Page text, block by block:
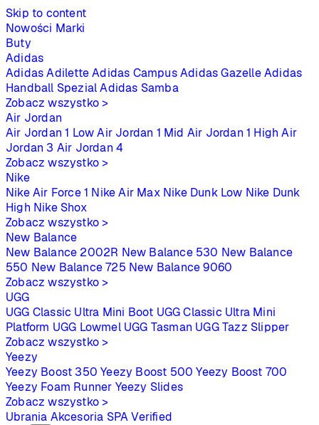
Skip to content
Nowości Marki
Buty
Adidas
Adidas Adilette Adidas Campus Adidas Gazelle Adidas
Handball Spezial Adidas Samba
Zobacz wszystko >
Air Jordan
Air Jordan 1 Low Air Jordan 1 Mid Air Jordan 1 High Air
Jordan 3 Air Jordan 4
Zobacz wszystko >
Nike
Nike Air Force 1 Nike Air Max Nike Dunk Low Nike Dunk
High Nike Shox
Zobacz wszystko >
New Balance
New Balance 2002R New Balance 530 New Balance
550 New Balance 725 New Balance 9060
Zobacz wszystko >
UGG
UGG Classic Ultra Mini Boot UGG Classic Ultra Mini
Platform UGG Lowmel UGG Tasman UGG Tazz Slipper
Zobacz wszystko >
Yeezy
Yeezy Boost 350 Yeezy Boost 500 Yeezy Boost 700
Yeezy Foam Runner Yeezy Slides
Zobacz wszystko >
Ubrania Akcesoria SPAVerified